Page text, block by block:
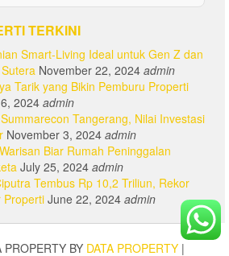
TERKINI
Smart-Living Ideal untuk Gen Z dan
November 22, 2024 admin
Tarik yang Bikin Pemburu Properti
2024 admin
Tangerang, Nilai Investasi
November 3, 2024 admin
Biar Rumah Peninggalan
July 25, 2024 admin
Tembus Rp 10,2 Triliun, Rekor
Properti June 22, 2024 admin
PROPERTY BY DATA PROPERTY |